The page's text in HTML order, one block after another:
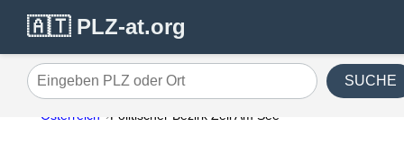
🇦🇹 PLZ-at.org
Eingeben PLZ oder Ort SUCHE
Österreich Politischer Bezirk Zell Am See